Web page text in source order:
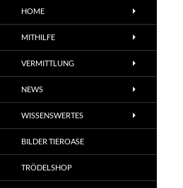
HOME
MITHILFE
VERMITTLUNG
NEWS
WISSENSWERTES
BILDER TIEROASE
TRÖDELSHOP